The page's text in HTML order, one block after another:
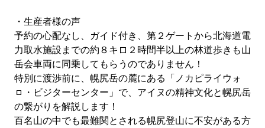
・生産者様の声
予約の心配なし、ガイド付き、第２ゲートから北海道電
力取水施設までの約８キロ２時間半以上の林道歩きも山
岳会車両に同乗してもらうのでありません！
特別に渡渉前に、幌尻岳の麓にある「ノカピライウォ
ㇿ・ビジターセンター」で、アイヌの精神文化と幌尻岳
の繋がりを解説します！
百名山の中でも最難関とされる幌尻登山に不安がある方